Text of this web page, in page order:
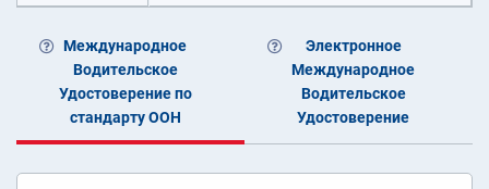
Международное
Водительское
Удостоверение по
стандарту ООН
Электронное
Международное
Водительское
Удостоверение